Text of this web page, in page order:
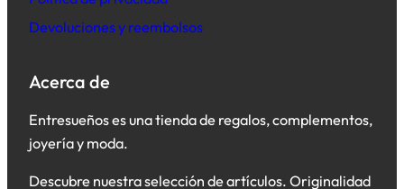
Devoluciones y reembolsos
Acerca de
Entresueños es una tienda de regalos, complementos,
joyería y moda.
Descubre nuestra selección de artículos. Originalidad